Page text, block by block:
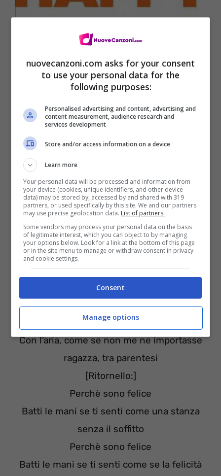
Happy traduzione – Pharrell
Può sembrare folle quello che sto per dire
La luce del sole, lei è qui, puoi portare via
Sono una mongolfiera che può arrivare fino
allo spazio
Con l’aria, come se non me ne importasse
ragazza, tra parentesi
[Ritornello:]
Perchè sono felice
Batti le mani se ti senti come una stanza
senza il soffitto
Perchè sono felice
Batti le mani se ti senti come se la felicità
nuovecanzoni.com asks for your consent
to use your personal data for the
following purposes:
Personalised advertising and content, advertising and
content measurement, audience research and
services development
Store and/or access information on a device
Learn more
Your personal data will be processed and information from
your device (cookies, unique identifiers, and other device
data) may be stored by, accessed by and shared with 319
partners, or used specifically by this site. We and our partners
may use precise geolocation data. List of partners.
Some vendors may process your personal data on the basis
of legitimate interest, which you can object to by managing
your options below. Look for a link at the bottom of this page
or in the site menu to manage or withdraw consent in privacy
and cookie settings.
Consent
Manage options